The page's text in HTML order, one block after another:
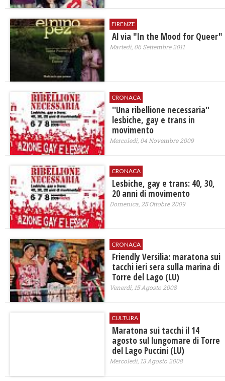
FIRENZE
Al via "In the Mood for Queer"
Martedì, 06 Settembre 2011
CRONACA
''Una ribellione necessaria''
lesbiche, gay e trans in
movimento
Mercoledì, 04 Novembre 2009
CRONACA
Lesbiche, gay e trans: 40, 30,
20 anni di movimento
Domenica, 25 Ottobre 2009
CRONACA
Friendly Versilia: maratona sui
tacchi ieri sera sulla marina di
Torre del Lago (LU)
Venerdì, 15 Agosto 2008
CULTURA
Maratona sui tacchi il 14
agosto sul lungomare di Torre
del Lago Puccini (LU)
Mercoledì, 13 Agosto 2008